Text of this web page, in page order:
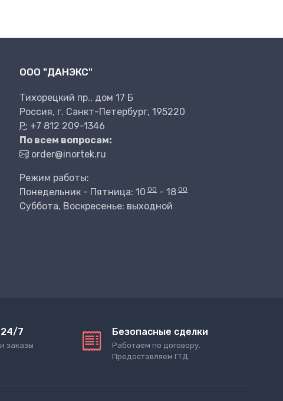
ООО "ДАНЭКС"
Тихорецкий пр., дом 17 Б
Россия, г. Санкт-Петербург, 195220
P: +7 812 209-1346
По всем вопросам:
order@inortek.ru
Режим работы:
Понедельник - Пятница: 10 00 - 18 00
Суббота, Воскресенье: выходной
24/7
заказы
Безопасные сделки
Работаем по договору.
Предоставляем ГТД.